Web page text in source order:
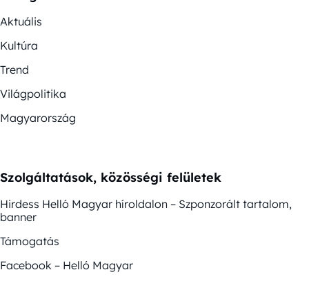
Aktuális
Kultúra
Trend
Világpolitika
Magyarország
Szolgáltatások, közösségi felületek
Hirdess Helló Magyar híroldalon – Szponzorált tartalom,
banner
Támogatás
Facebook – Helló Magyar